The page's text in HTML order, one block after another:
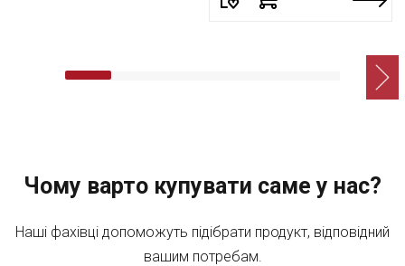
Чому варто купувати саме у нас?
Наші фахівці допоможуть підібрати продукт, відповідний
вашим потребам.